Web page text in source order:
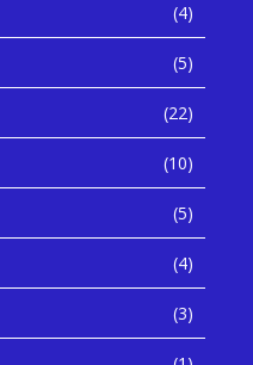
(4)
(5)
(22)
(10)
(5)
(4)
(3)